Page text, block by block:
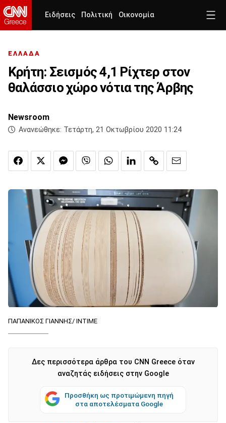
Ειδήσεις Πολιτική Οικονομία
ΕΛΛΑΔΑ
Κρήτη: Σεισμός 4,1 Ρίχτερ στον
θαλάσσιο χώρο νότια της Άρβης
Newsroom
Ανανεώθηκε: Τετάρτη, 21 Οκτωβρίου 2020 11:24
ΠΑΠΑΝΙΚΟΣ ΓΙΑΝΝΗΣ/ ΙΝΤΙΜΕ
Δες περισσότερα άρθρα του CNN Greece όταν
αναζητάς ειδήσεις στην Google
Προσθήκη ως προτιμώμενη πηγή
στα αποτελέσματα Google